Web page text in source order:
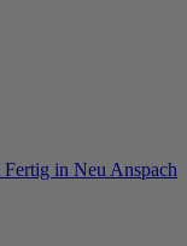
in Neu Anspach